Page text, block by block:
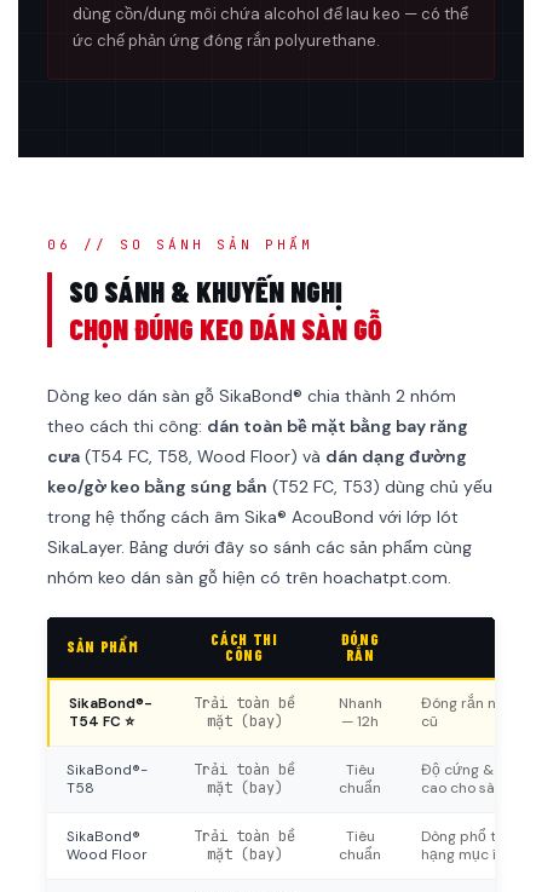
dùng cồn/dung môi chứa alcohol để lau keo — có thể
ức chế phản ứng đóng rắn polyurethane.
06 // SO SÁNH SẢN PHẨM
SO SÁNH & KHUYẾN NGHỊ
CHỌN ĐÚNG KEO DÁN SÀN GỖ
Dòng keo dán sàn gỗ SikaBond® chia thành 2 nhóm
theo cách thi công: dán toàn bề mặt bằng bay răng
cưa (T54 FC, T58, Wood Floor) và dán dạng đường
keo/gờ keo bằng súng bắn (T52 FC, T53) dùng chủ yếu
trong hệ thống cách âm Sika® AcouBond với lớp lót
SikaLayer. Bảng dưới đây so sánh các sản phẩm cùng
nhóm keo dán sàn gỗ hiện có trên hoachatpt.com.
SẢN PHẨM
CÁCH THI
CÔNG
ĐÓNG
RẮN
SikaBond®-
T54 FC ⭐
Trải toàn bề
mặt (bay)
Nhanh
— 12h
Đóng rắn nhanh,
cũ
SikaBond®-
T58
Trải toàn bề
mặt (bay)
Tiêu
chuẩn
Độ cứng & độ
cao cho sàn tải
SikaBond®
Wood Floor
Trải toàn bề
mặt (bay)
Tiêu
chuẩn
Dòng phổ thông
hạng mục ít yêu